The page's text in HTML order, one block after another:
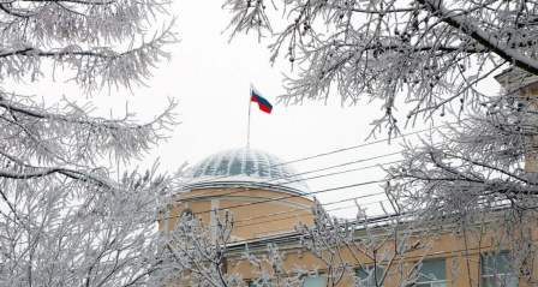
Перейти к основному содержанию